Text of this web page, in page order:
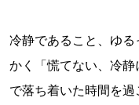
冷静であること、ゆ
かく「慌てない、冷
で落ち着いた時間を過